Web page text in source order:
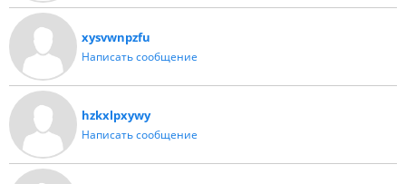
xysvwnpzfu
Написать сообщение
hzkxlpxywy
Написать сообщение